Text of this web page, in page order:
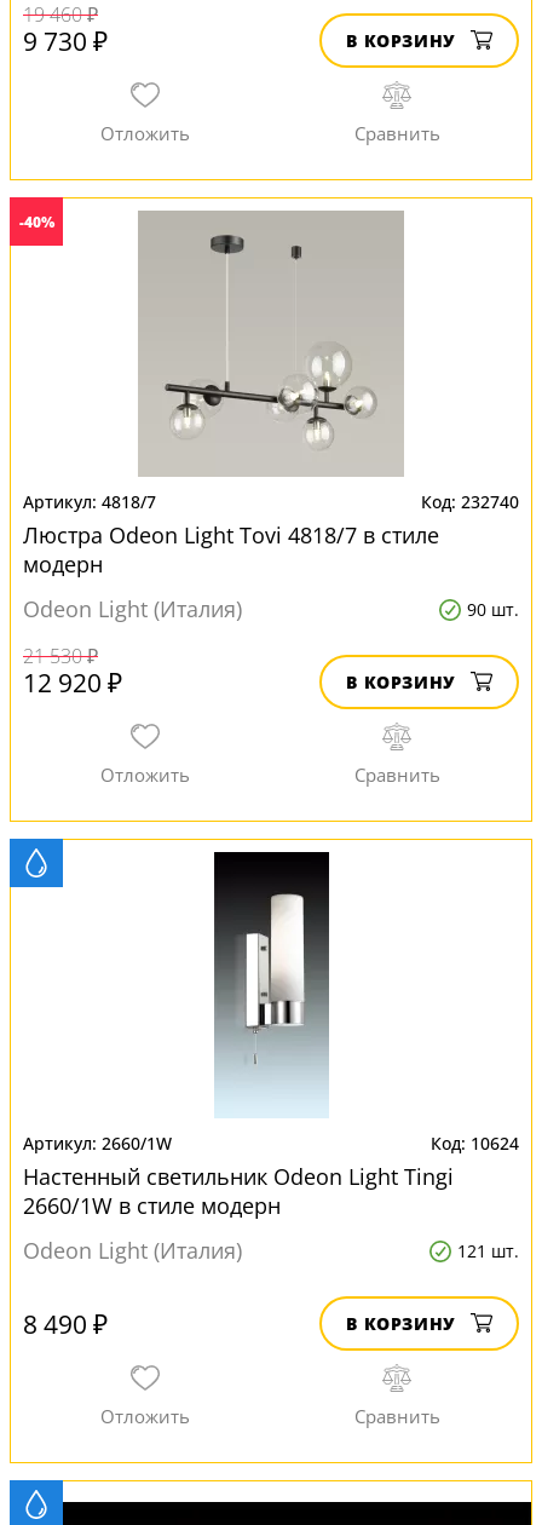
19 460 ₽
9 730 ₽ В КОРЗИНУ
-40%
4818/7 232740
Люстра Odeon Light Tovi 4818/7 в стиле
модерн
Odeon Light (Италия)
90 шт.
21 530 ₽
12 920 ₽ В КОРЗИНУ
2660/1W 10624
Настенный светильник Odeon Light Tingi
2660/1W в стиле модерн
Odeon Light (Италия)
121 шт.
8 490 ₽ В КОРЗИНУ